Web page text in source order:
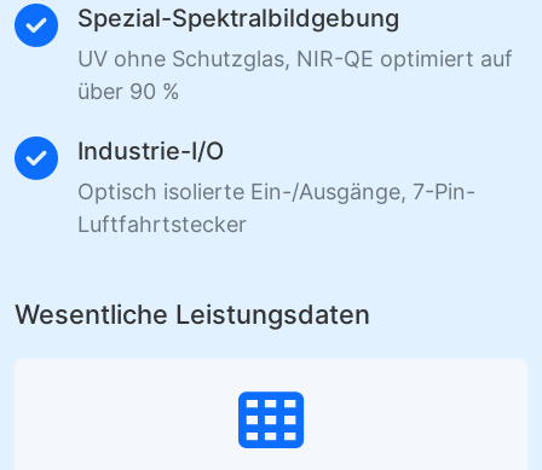
Spezial-Spektralbildgebung
UV ohne Schutzglas, NIR-QE optimiert auf
über 90 %
Industrie-I/O
Optisch isolierte Ein-/Ausgänge, 7-Pin-
Luftfahrtstecker
Wesentliche Leistungsdaten